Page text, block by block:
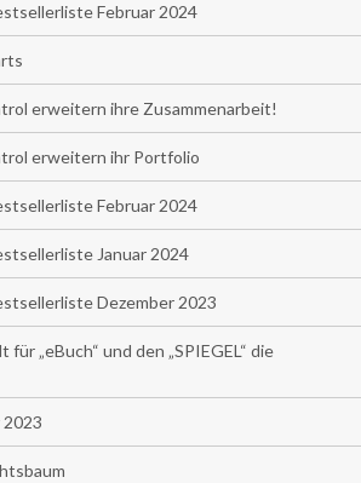
Februar 2024
erweitern ihre Zusammenarbeit!
erweitern ihr Portfolio
Februar 2024
Januar 2024
Dezember 2023
„eBuch“ und den „SPIEGEL“ die